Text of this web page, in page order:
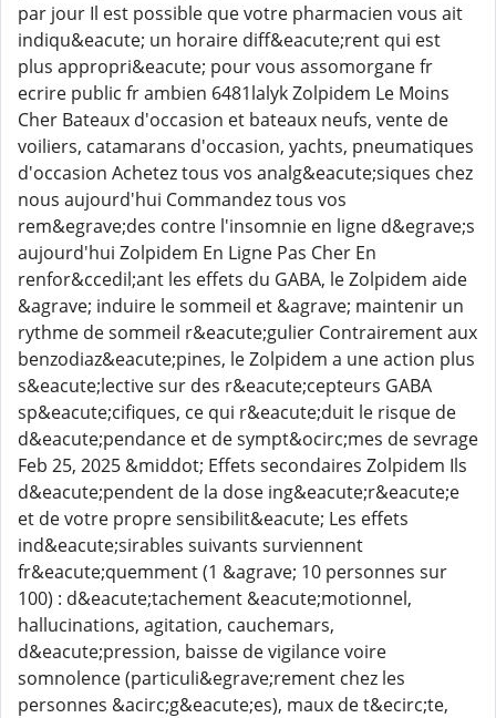
par jour Il est possible que votre pharmacien vous ait
indiqu&eacute; un horaire diff&eacute;rent qui est
plus appropri&eacute; pour vous assomorgane fr
ecrire public fr ambien 6481lalyk Zolpidem Le Moins
Cher Bateaux d'occasion et bateaux neufs, vente de
voiliers, catamarans d'occasion, yachts, pneumatiques
d'occasion Achetez tous vos analg&eacute;siques chez
nous aujourd'hui Commandez tous vos
rem&egrave;des contre l'insomnie en ligne d&egrave;s
aujourd'hui Zolpidem En Ligne Pas Cher En
renfor&ccedil;ant les effets du GABA, le Zolpidem aide
&agrave; induire le sommeil et &agrave; maintenir un
rythme de sommeil r&eacute;gulier Contrairement aux
benzodiaz&eacute;pines, le Zolpidem a une action plus
s&eacute;lective sur des r&eacute;cepteurs GABA
sp&eacute;cifiques, ce qui r&eacute;duit le risque de
d&eacute;pendance et de sympt&ocirc;mes de sevrage
Feb 25, 2025 &middot; Effets secondaires Zolpidem Ils
d&eacute;pendent de la dose ing&eacute;r&eacute;e
et de votre propre sensibilit&eacute; Les effets
ind&eacute;sirables suivants surviennent
fr&eacute;quemment (1 &agrave; 10 personnes sur
100) : d&eacute;tachement &eacute;motionnel,
hallucinations, agitation, cauchemars,
d&eacute;pression, baisse de vigilance voire
somnolence (particuli&egrave;rement chez les
personnes &acirc;g&eacute;es), maux de t&ecirc;te,